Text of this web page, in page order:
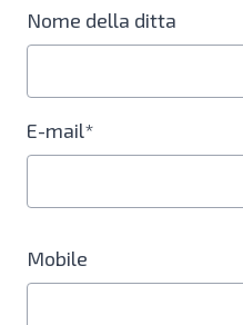
Nome della ditta
E-mail*
Mobile